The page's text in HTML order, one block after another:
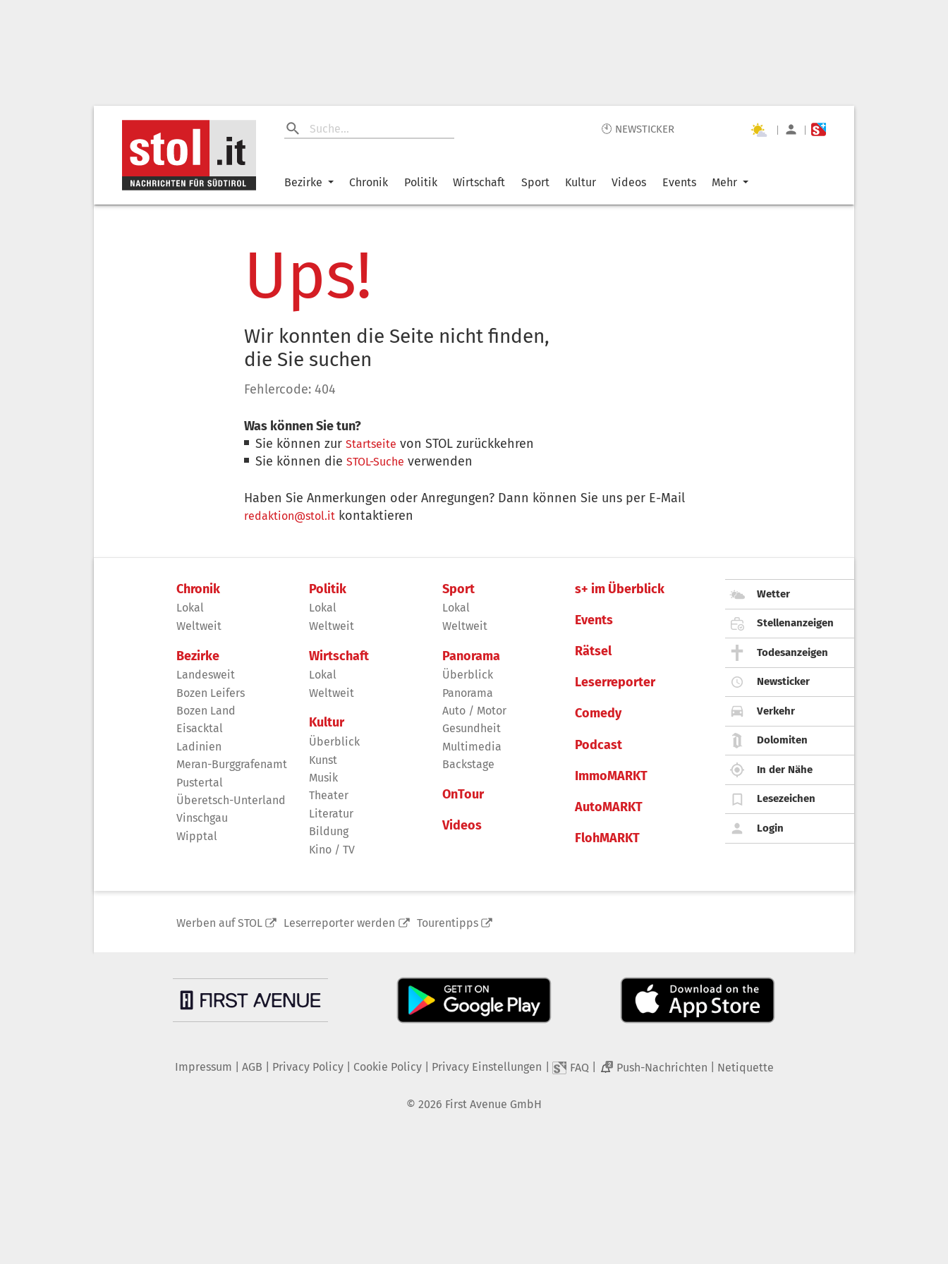
🕙 NEWSTICKER | |
Bezirke Chronik Politik Wirtschaft Sport Kultur Videos Events Mehr
Ups!
Wir konnten die Seite nicht finden,
die Sie suchen
Fehlercode: 404
Was können Sie tun?
Sie können zurStartseite von STOL zurückkehren
Sie können dieSTOL-Suche verwenden
Haben Sie Anmerkungen oder Anregungen? Dann können Sie uns per E-Mail
redaktion@stol.it kontaktieren
Chronik
Lokal
Weltweit
Bezirke
Landesweit
Bozen Leifers
Bozen Land
Eisacktal
Ladinien
Meran-Burggrafenamt
Pustertal
Überetsch-Unterland
Vinschgau
Wipptal
Politik
Lokal
Weltweit
Wirtschaft
Lokal
Weltweit
Kultur
Überblick
Kunst
Musik
Theater
Literatur
Bildung
Kino / TV
Sport
Lokal
Weltweit
Panorama
Überblick
Panorama
Auto / Motor
Gesundheit
Multimedia
Backstage
OnTour
Videos
s+ im Überblick
Events
Rätsel
Leserreporter
Comedy
Podcast
ImmoMARKT
AutoMARKT
FlohMARKT
Wetter
Stellenanzeigen
Todesanzeigen
Newsticker
Verkehr
Dolomiten
In der Nähe
Lesezeichen
Login
Werben auf STOL Leserreporter werden Tourentipps
Impressum AGB Privacy Policy| Cookie Policy| Privacy Einstellungen FAQ 2 Push-Nachrichten Netiquette
© 2026 First Avenue GmbH